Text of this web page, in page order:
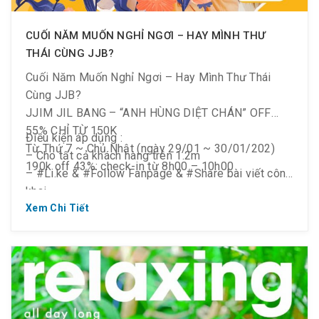
CUỐI NĂM MUỐN NGHỈ NGƠI – HAY MÌNH THƯ
THÁI CÙNG JJB?
Cuối Năm Muốn Nghỉ Ngơi – Hay Mình Thư Thái
Cùng JJB?
JJIM JIL BANG – “ANH HÙNG DIỆT CHÁN” OFF
55% CHỈ TỪ 150K
Từ Thứ 7 ~ Chủ Nhật (ngày 29/01 ~ 30/01/202)
190k off 43%: check-in từ 8h00 – 10h00
Điều kiện áp dụng :
– Cho tất cả khách hàng trên 1.2m
– #Li.ke & #Follow Fanpage & #Share bài viết công
khai
150k: check-in sau 17h00
Xem Chi Tiết